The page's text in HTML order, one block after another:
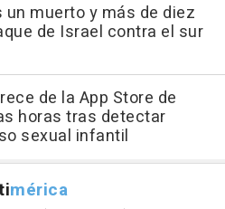
un muerto y más de diez
de Israel contra el sur
de la App Store de
horas tras detectar
sexual infantil
mérica